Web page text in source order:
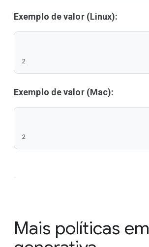
Exemplo de valor (Linux):
2
Exemplo de valor (Mac):
2
Mais políticas em